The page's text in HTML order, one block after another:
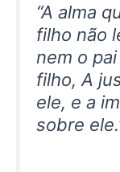
“A alma
filho não
nem o
filho, A
ele, e a
sobre ele.